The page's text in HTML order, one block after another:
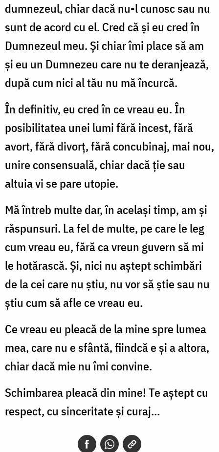
dumnezeul, chiar dacă nu-l cunosc sau nu
sunt de acord cu el. Cred că şi eu cred în
Dumnezeul meu. Şi chiar îmi place să am
şi eu un Dumnezeu care nu te deranjează,
după cum nici al tău nu mă încurcă.
În definitiv, eu cred în ce vreau eu. În
posibilitatea unei lumi fără incest, fără
avort, fără divorţ, fără concubinaj, mai nou,
unire consensuală, chiar dacă ţie sau
altuia vi se pare utopie.
Mă întreb multe dar, în acelaşi timp, am şi
răspunsuri. La fel de multe, pe care le leg
cum vreau eu, fără ca vreun guvern să mi
le hotărască. Şi, nici nu aştept schimbări
de la cei care nu ştiu, nu vor să ştie sau nu
ştiu cum să afle ce vreau eu.
Ce vreau eu pleacă de la mine spre lumea
mea, care nu e sfântă, fiindcă e şi a altora,
chiar dacă mie nu îmi convine.
Schimbarea pleacă din mine! Te aştept cu
respect, cu sinceritate şi curaj...